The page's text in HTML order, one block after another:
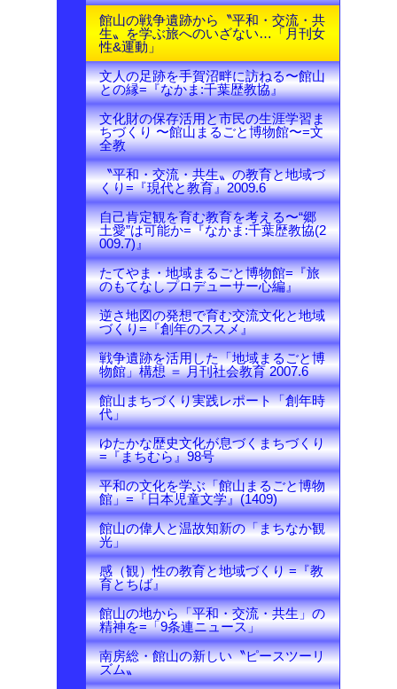
館山の戦争遺跡から〝平和・交流・共
生〟を学ぶ旅へのいざない…「月刊女
性&運動」
文人の足跡を手賀沼畔に訪ねる〜館山
との縁=『なかま:千葉歴教協』
文化財の保存活用と市民の生涯学習ま
ちづくり 〜館山まるごと博物館〜=文
全教
〝平和・交流・共生〟の教育と地域づ
くり=『現代と教育』2009.6
自己肯定観を育む教育を考える〜“郷
土愛”は可能か=『なかま:千葉歴教協(2
009.7)』
たてやま・地域まるごと博物館=『旅
のもてなしプロデューサー心編』
逆さ地図の発想で育む交流文化と地域
づくり=『創年のススメ』
戦争遺跡を活用した「地域まるごと博
物館」構想 ＝ 月刊社会教育 2007.6
館山まちづくり実践レポート「創年時
代」
ゆたかな歴史文化が息づくまちづくり
=『まちむら』98号
平和の文化を学ぶ「館山まるごと博物
館」=『日本児童文学』(1409)
館山の偉人と温故知新の「まちなか観
光」
感（観）性の教育と地域づくり =『教
育とちば』
館山の地から「平和・交流・共生」の
精神を=「9条連ニュース」
南房総・館山の新しい〝ピースツーリ
ズム〟